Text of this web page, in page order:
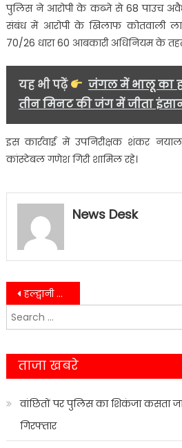
पुलिस ने आरोपी के कब्जे से 68 पाउच
संबंध में आरोपी के खिलाफ
70/26 धारा 60 आबकारी अधिनियम के
यह भी पढ़ें
जंगल में भालू का
तीन मिनट की जंग में जीता
इस कार्रवाई में उपनिरीक्षक शंकर
कांस्टेबल गणेश गिरी शामिल रहे।
News Desk
Post
navigation
हल्द्वानी में महिला एवं बाल विकास विभाग की बैठक, योजनाओं को धरातल तक पहुंचाने पर जोर
Search
for:
ताजा खबरे
वांछितों पर पुलिस का शिकंजा कसता
गिरफ्तार